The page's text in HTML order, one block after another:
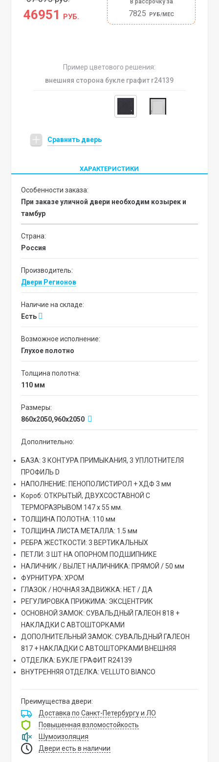
46951 РУБ.
В рассрочку за
7825 РУБ/МЕС
Пример цветового решения:
внешняя сторона букле графит r24139
Сравнить дверь
ХАРАКТЕРИСТИКИ
Особенности заказа:
При заказе уличной двери необходим козырек и
тамбур
Страна:
Россия
Производитель:
Двери Регионов
Наличие на складе:
Есть
Возможное исполнение:
Глухое полотно
Толщина полотна:
110 мм
Размеры:
860x2050,960x2050
Дополнительно:
БАЗА: 3 КОНТУРА ПРИМЫКАНИЯ, 3 УПЛОТНИТЕЛЯ
ПРОФИЛЬ D
НАПОЛНЕНИЕ: ПЕНОПОЛИСТИРОЛ + ХДФ 3 мм
Короб: ОТКРЫТЫЙ, ДВУХСОСТАВНОЙ С
ТЕРМОРАЗРЫВОМ 147 х 55 мм.
ТОЛЩИНА ПОЛОТНА: 110 мм
ТОЛЩИНА ЛИСТА МЕТАЛЛА: 1.5 мм
РЕБРА ЖЕСТКОСТИ: 3 ВЕРТИКАЛЬНЫХ
ПЕТЛИ: 3 ШТ НА ОПОРНОМ ПОДШИПНИКЕ
НАЛИЧНИК / ВЫЛЕТ НАЛИЧНИКА: ПРЯМОЙ / 50 мм
ФУРНИТУРА: ХРОМ
ГЛАЗОК / НОЧНАЯ ЗАДВИЖКА: НЕТ / ДА
РЕГУЛИРОВКА ПРИЖИМА: ЭКСЦЕНТРИК
ОСНОВНОЙ ЗАМОК: СУВАЛЬДНЫЙ ГАЛЕОН 818 +
НАКЛАДКИ С АВТОШТОРКАМИ
ДОПОЛНИТЕЛЬНЫЙ ЗАМОК: СУВАЛЬДНЫЙ ГАЛЕОН
817 + НАКЛАДКИ С АВТОШТОРКАМИ ВНЕШНЯЯ
ОТДЕЛКА: БУКЛЕ ГРАФИТ R24139
ВНУТРЕННЯЯ ОТДЕЛКА: VELLUTO BIANCO
Преимущества двери:
Доставка по Санкт-Петербургу и ЛО
Повышенная взломостойкость
Шумоизоляция
Двери есть в наличии